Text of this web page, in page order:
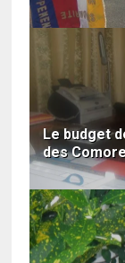
Le budget
des